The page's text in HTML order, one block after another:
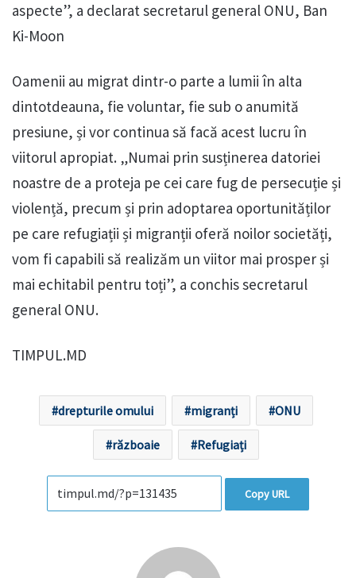
aspecte”, a declarat secretarul general ONU, Ban
Ki-Moon
Oamenii au migrat dintr-o parte a lumii în alta
dintotdeauna, fie voluntar, fie sub o anumită
presiune, și vor continua să facă acest lucru în
viitorul apropiat. „Numai prin susținerea datoriei
noastre de a proteja pe cei care fug de persecuție și
violență, precum și prin adoptarea oportunităților
pe care refugiații și migranții oferă noilor societăți,
vom fi capabili să realizăm un viitor mai prosper și
mai echitabil pentru toți”, a conchis secretarul
general ONU.
TIMPUL.MD
drepturile omului migranți ONU
războaie Refugiați
Copy URL